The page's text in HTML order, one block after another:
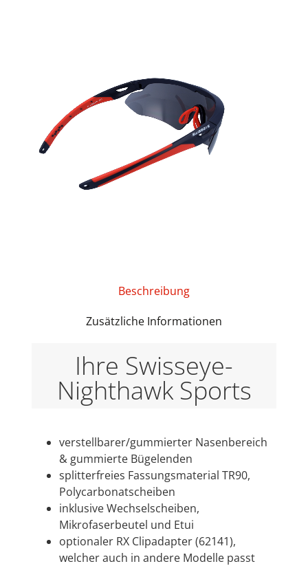
Beschreibung
Zusätzliche Informationen
Ihre Swisseye-
Nighthawk Sports
verstellbarer/gummierter Nasenbereich
& gummierte Bügelenden
splitterfreies Fassungsmaterial TR90,
Polycarbonatscheiben
inklusive Wechselscheiben,
Mikrofaserbeutel und Etui
optionaler RX Clipadapter (62141),
welcher auch in andere Modelle passt